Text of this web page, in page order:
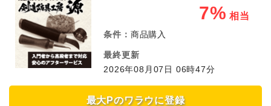
7% 相当
条件： 商品購入
最終更新
2026年08月07日 06時47分
最大Pのワラウに登録